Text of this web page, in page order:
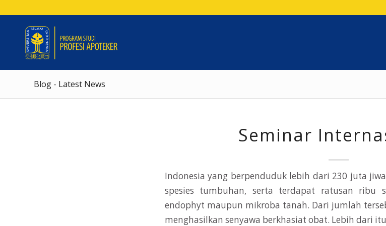
Blog - Latest News
Seminar
Indonesia yang berpenduduk lebih dari 230 juta
spesies tumbuhan, serta terdapat ratusan ribu
endophyt maupun mikroba tanah. Dari jumlah
menghasilkan senyawa berkhasiat obat. Lebih dari